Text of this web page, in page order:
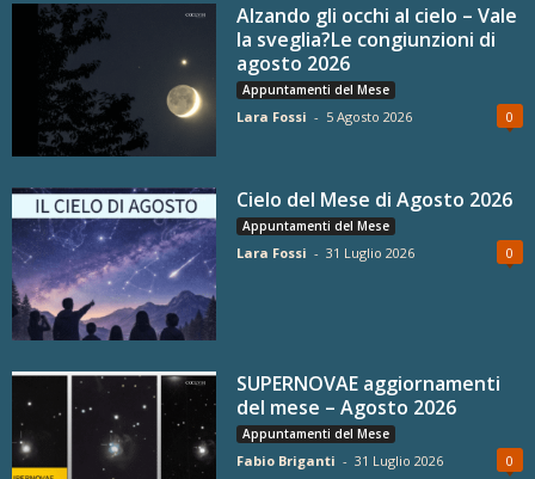
Alzando gli occhi al cielo – Vale
la sveglia?Le congiunzioni di
agosto 2026
Appuntamenti del Mese
Lara Fossi - 5 Agosto 2026 0
Cielo del Mese di Agosto 2026
Appuntamenti del Mese
Lara Fossi - 31 Luglio 2026 0
SUPERNOVAE aggiornamenti
del mese – Agosto 2026
Appuntamenti del Mese
Fabio Briganti - 31 Luglio 2026 0